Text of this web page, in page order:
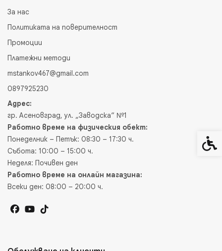
За нас
Политиката на поверителност
Промоции
Платежни методи
mstankov467@gmail.com
0897925230
Адрес:
гр. Асеновград, ул. „Заводска“ №1
Работно време на физическия обект:
Понеделник – Петък: 08:30 – 17:30 ч.
Събота: 10:00 – 15:00 ч.
Неделя: Почивен ден
Работно време на онлайн магазина:
Всеки ден: 08:00 – 20:00 ч.